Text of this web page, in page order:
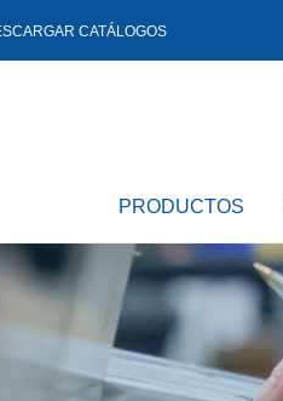
CATÁLOGOS
PRODUCTOS